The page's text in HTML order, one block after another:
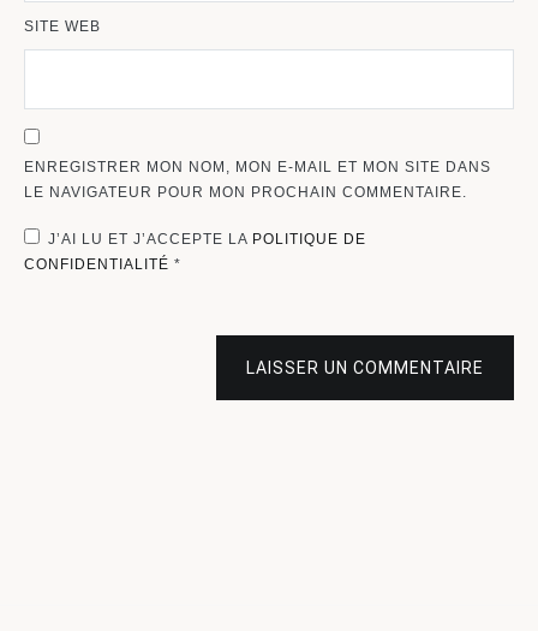
SITE WEB
ENREGISTRER MON NOM, MON E-MAIL ET MON SITE DANS
LE NAVIGATEUR POUR MON PROCHAIN COMMENTAIRE.
J’AI LU ET J’ACCEPTE LA POLITIQUE DE
CONFIDENTIALITÉ *
LAISSER UN COMMENTAIRE